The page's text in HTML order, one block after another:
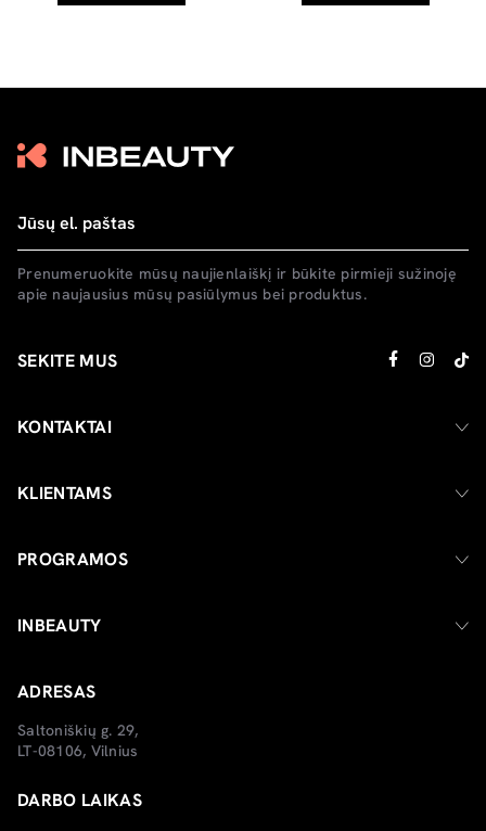
Prenumeruokite mūsų naujienlaiškį ir būkite pirmieji sužinoję
apie naujausius mūsų pasiūlymus bei produktus.
SEKITE MUS
KONTAKTAI
KLIENTAMS
PROGRAMOS
INBEAUTY
ADRESAS
Saltoniškių g. 29,
LT-08106, Vilnius
DARBO LAIKAS